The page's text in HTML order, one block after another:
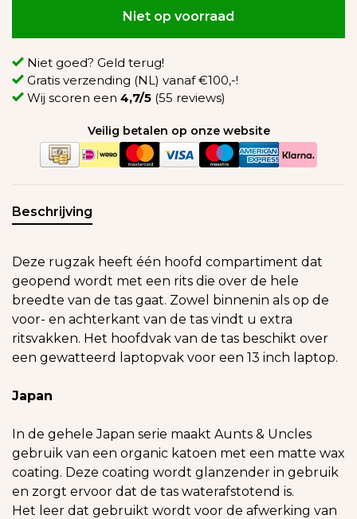
Niet op voorraad
Niet goed? Geld terug!
Gratis verzending (NL) vanaf €100,-!
Wij scoren een 4,7/5 (55 reviews)
Veilig betalen op onze website
Beschrijving
Deze rugzak heeft één hoofd compartiment dat
geopend wordt met een rits die over de hele
breedte van de tas gaat. Zowel binnenin als op de
voor- en achterkant van de tas vindt u extra
ritsvakken. Het hoofdvak van de tas beschikt over
een gewatteerd laptopvak voor een 13 inch laptop.
Japan
In de gehele Japan serie maakt Aunts & Uncles
gebruik van een organic katoen met een matte wax
coating. Deze coating wordt glanzender in gebruik
en zorgt ervoor dat de tas waterafstotend is.
Het leer dat gebruikt wordt voor de afwerking van